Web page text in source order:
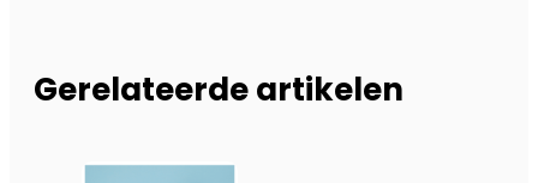
Gerelateerde artikelen